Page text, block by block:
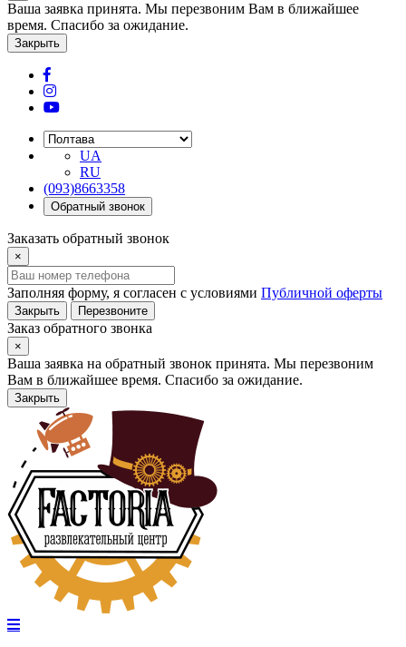
Ваша заявка принята. Мы перезвоним Вам в ближайшее
время. Спасибо за ожидание.
Закрыть
UA
RU
(093)8663358
Обратный звонок
Заказать обратный звонок
×
Заполняя форму, я согласен с условиями Публичной оферты
Закрыть Перезвоните
Заказ обратного звонка
×
Ваша заявка на обратный звонок принята. Мы перезвоним
Вам в ближайшее время. Спасибо за ожидание.
Закрыть